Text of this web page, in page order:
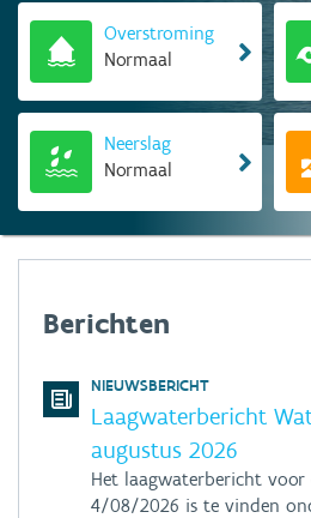
Overstroming
Normaal
Neerslag
Normaal
Berichten
NIEUWSBERICHT
Laagwaterbericht
augustus 2026
Het laagwaterbericht voor
4/08/2026 is te vinden